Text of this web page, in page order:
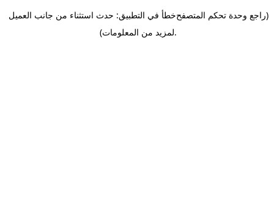
خطأ في التطبيق: حدث استثناء من جانب العميل(راجع وحدة تحكم المتصفح
لمزيد من المعلومات).